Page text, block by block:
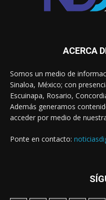
ACERCA
Somos un medio de
Sinaloa, México; con
Escuinapa, Rosario,
Además generamos
acceder por medio de
Ponte en contacto: